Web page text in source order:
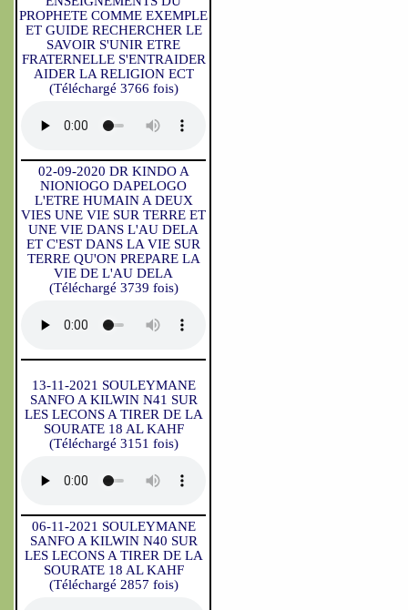
PROPHETE COMME EXEMPLE
ET GUIDE RECHERCHER LE
SAVOIR S'UNIR ETRE
FRATERNELLE S'ENTRAIDER
AIDER LA RELIGION ECT
(Téléchargé 3766 fois)
02-09-2020 DR KINDO A
NIONIOGO DAPELOGO
L'ETRE HUMAIN A DEUX
VIES UNE VIE SUR TERRE ET
UNE VIE DANS L'AU DELA
ET C'EST DANS LA VIE SUR
TERRE QU'ON PREPARE LA
VIE DE L'AU DELA
(Téléchargé 3739 fois)
13-11-2021 SOULEYMANE
SANFO A KILWIN N41 SUR
LES LECONS A TIRER DE LA
SOURATE 18 AL KAHF
(Téléchargé 3151 fois)
06-11-2021 SOULEYMANE
SANFO A KILWIN N40 SUR
LES LECONS A TIRER DE LA
SOURATE 18 AL KAHF
(Téléchargé 2857 fois)